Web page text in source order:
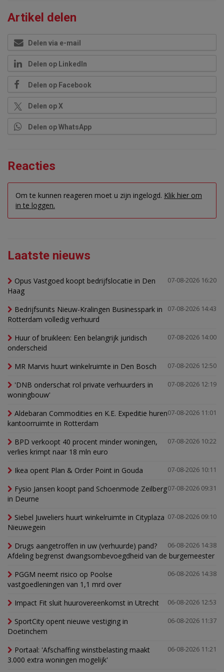
Artikel delen
Delen via e-mail
Delen op LinkedIn
Delen op Facebook
Delen op X
Delen op WhatsApp
Reacties
Om te kunnen reageren moet u zijn ingelogd. Klik hier om
in te loggen.
Laatste nieuws
07-08-2026 16:20
Opus Vastgoed koopt bedrijfslocatie in Den
Haag
07-08-2026 14:43
Bedrijfsunits Nieuw-Kralingen Businesspark in
Rotterdam volledig verhuurd
07-08-2026 14:00
Huur of bruikleen: Een belangrijk juridisch
onderscheid
07-08-2026 12:50
MR Marvis huurt winkelruimte in Den Bosch
07-08-2026 12:19
'DNB onderschat rol private verhuurders in
woningbouw'
07-08-2026 11:01
Aldebaran Commodities en K.E. Expeditie huren
kantoorruimte in Rotterdam
07-08-2026 10:22
BPD verkoopt 40 procent minder woningen,
verlies krimpt naar 18 mln euro
07-08-2026 10:11
Ikea opent Plan & Order Point in Gouda
07-08-2026 09:31
Fysio Jansen koopt pand Schoenmode Zeilberg
in Deurne
07-08-2026 09:10
Siebel Juweliers huurt winkelruimte in Cityplaza
Nieuwegein
06-08-2026 14:38
Drugs aangetroffen in uw (verhuurde) pand?
Afdeling begrenst dwangsombevoegdheid van de burgemeester
06-08-2026 14:38
PGGM neemt risico op Poolse
vastgoedleningen van 1,1 mrd over
06-08-2026 12:53
Impact Fit sluit huurovereenkomst in Utrecht
06-08-2026 11:37
SportCity opent nieuwe vestiging in
Doetinchem
06-08-2026 11:21
Portaal: 'Afschaffing winstbelasting maakt
3.000 extra woningen mogelijk'